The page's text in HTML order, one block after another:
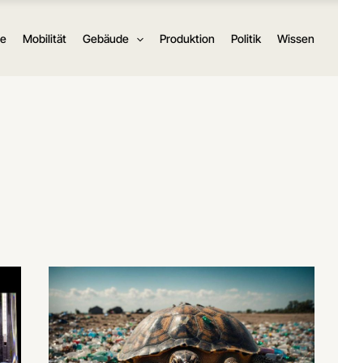
Mobilität Gebäude Produktion Politik Wissen